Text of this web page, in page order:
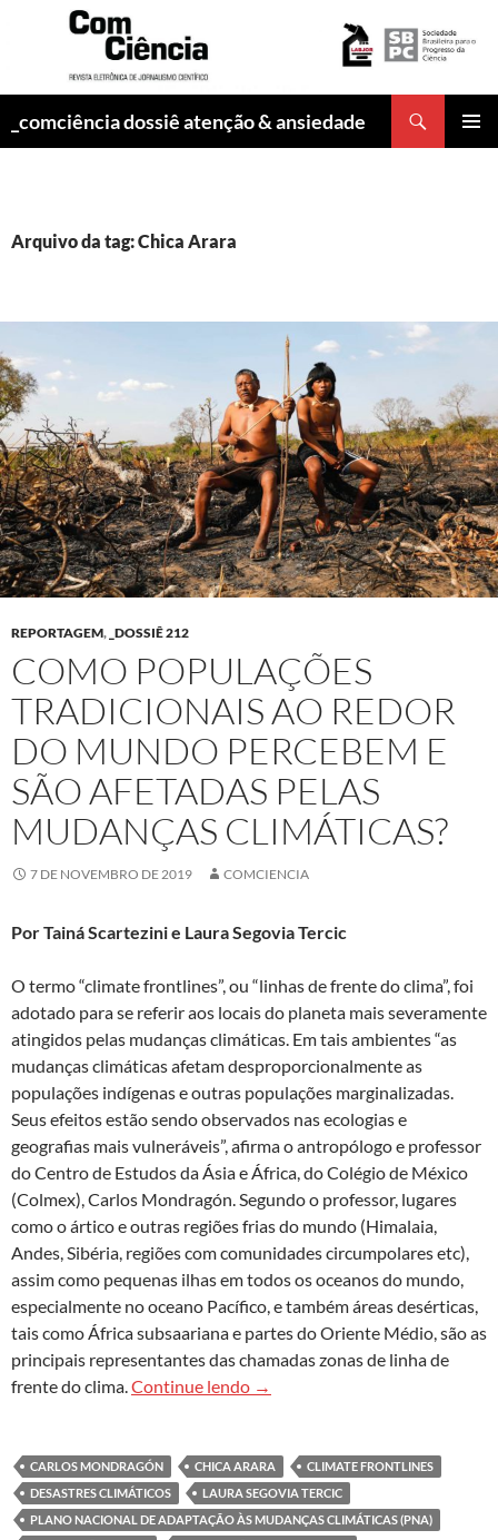
_comciência dossiê atenção & ansiedade
Arquivo da tag: Chica Arara
REPORTAGEM, _DOSSIÊ 212
COMO POPULAÇÕES
TRADICIONAIS AO REDOR
DO MUNDO PERCEBEM E
SÃO AFETADAS PELAS
MUDANÇAS CLIMÁTICAS?
7 DE NOVEMBRO DE 2019 COMCIENCIA
Por Tainá Scartezini e Laura Segovia Tercic
O termo “climate frontlines”, ou “linhas de frente do clima”, foi
adotado para se referir aos locais do planeta mais severamente
atingidos pelas mudanças climáticas. Em tais ambientes “as
mudanças climáticas afetam desproporcionalmente as
populações indígenas e outras populações marginalizadas.
Seus efeitos estão sendo observados nas ecologias e
geografias mais vulneráveis”, afirma o antropólogo e professor
do Centro de Estudos da Ásia e África, do Colégio de México
(Colmex), Carlos Mondragón. Segundo o professor, lugares
como o ártico e outras regiões frias do mundo (Himalaia,
Andes, Sibéria, regiões com comunidades circumpolares etc),
assim como pequenas ilhas em todos os oceanos do mundo,
especialmente no oceano Pacífico, e também áreas desérticas,
tais como África subsaariana e partes do Oriente Médio, são as
principais representantes das chamadas zonas de linha de
frente do clima.Continue lendo Como populações tradicionais
→
CARLOS MONDRAGÓN CHICA ARARA
CLIMATE FRONTLINES
DESASTRES CLIMÁTICOS
LAURA SEGOVIA TERCIC
PLANO NACIONAL DE ADAPTAÇÃO ÀS MUDANÇAS CLIMÁTICAS (PNA)